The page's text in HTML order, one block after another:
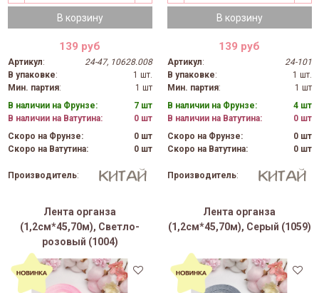
В корзину
139 руб
Артикул:
24-47, 10628.008
В упаковке:
1 шт.
Мин. партия:
1 шт
В наличии на Фрунзе:
7 шт
В наличии на Ватутина:
0 шт
Скоро на Фрунзе:
0 шт
Скоро на Ватутина:
0 шт
Производитель:
В корзину
139 руб
Артикул:
24-101
В упаковке:
1 шт.
Мин. партия:
1 шт
В наличии на Фрунзе:
4 шт
В наличии на Ватутина:
0 шт
Скоро на Фрунзе:
0 шт
Скоро на Ватутина:
0 шт
Производитель:
Лента органза
(1,2см*45,70м), Светло-
розовый (1004)
Лента органза
(1,2см*45,70м), Серый (1059)